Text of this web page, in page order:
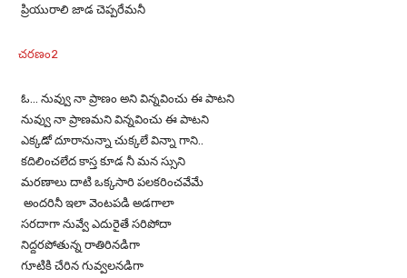
ప్రియురాలి జాడ చెప్పరేమనీ
చరణం2
ఓ… నువ్వు నా ప్రాణం అని విన్నవించు ఈ పాటని
నువ్వు నా ప్రాణమని విన్నవించు ఈ పాటని
ఎక్కడో దూరానున్నా చుక్కలే విన్నా గాని..
కదిలించలేద కాస్త కూడ నీ మన స్సుని
మరణాలు దాటి ఒక్కసారి పలకరించవేమే
అందరినీ ఇలా వెంటపడి అడగాలా
సరదాగా నువ్వే ఎదురైతే సరిపోదా
నిద్దరపోతున్న రాతిరినడిగా
గూటికి చేరిన గువ్వలనడిగా